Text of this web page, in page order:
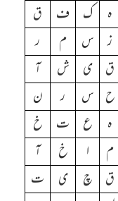
ہ ک ف
ق
ز س م
ر
ق ی ش
آ
ح س ر
ن
ہ ع ت خ
م ا خ
آ
ق چ ی
ت